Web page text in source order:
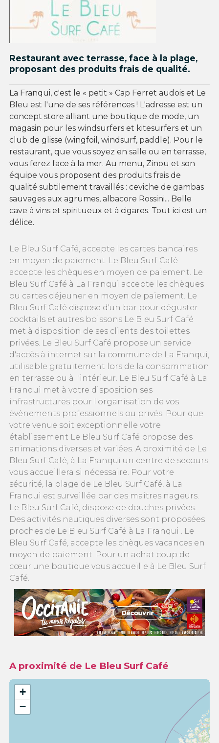
Restaurant avec terrasse, face à la plage,
proposant des produits frais de qualité.
La Franqui, c'est le « petit » Cap Ferret audois et Le
Bleu est l'une de ses références ! L'adresse est un
concept store alliant une boutique de mode, un
magasin pour les windsurfers et kitesurfers et un
club de glisse (wingfoil, windsurf, paddle). Pour le
restaurant, que vous soyez en salle ou en terrasse,
vous ferez face à la mer. Au menu, Zinou et son
équipe vous proposent des produits frais de
qualité subtilement travaillés : ceviche de gambas
sauvages aux agrumes, albacore Rossini... Belle
cave à vins et spiritueux et à cigares. Tout ici est un
délice.
Le Bleu Surf Café, accepte les cartes bancaires
en moyen de paiement. Le Bleu Surf Café
accepte les chèques en moyen de paiement. Le
Bleu Surf Café à La Franqui accepte les chèques
ou cartes déjeuner en moyen de paiement. Le
Bleu Surf Café dispose d'un bar pour déguster
cocktails et autres boissons Le Bleu Surf Café
met à disposition de ses clients des toilettes
privées. Le Bleu Surf Café propose un service
d'accès à internet sur la commune de La Franqui,
utilisable gratuitement lors de la consommation
en terrasse ou à l'intérieur. Le Bleu Surf Café à La
Franqui met à votre disposition ses
infrastructures pour l'organisation de vos
évènements professionnels ou privés. Pour que
votre venue soit exceptionnelle votre
établissement Le Bleu Surf Café propose des
animations diverses et variées. A proximité de Le
Bleu Surf Café, à La Franqui un centre de secours
vous accueillera si nécessaire. Pour votre
sécurité, la plage de Le Bleu Surf Café, à La
Franqui est surveillée par des maitres nageurs.
Le Bleu Surf Café, dispose de douches privées.
Des activités nautiques diverses sont proposées
proches de Le Bleu Surf Café à La Franqui . Le
Bleu Surf Café, accepte les chèques vacances en
moyen de paiement. Pour un achat coup de
cœur une boutique vous accueille à Le Bleu Surf
Café.
A proximité de Le Bleu Surf Café
+
−